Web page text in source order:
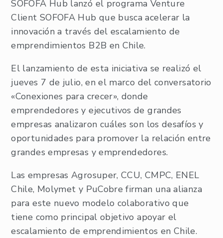
SOFOFA Hub lanzó el programa Venture
Client SOFOFA Hub que busca acelerar la
innovación a través del escalamiento de
emprendimientos B2B en Chile.
El lanzamiento de esta iniciativa se realizó el
jueves 7 de julio, en el marco del conversatorio
«Conexiones para crecer», donde
emprendedores y ejecutivos de grandes
empresas analizaron cuáles son los desafíos y
oportunidades para promover la relación entre
grandes empresas y emprendedores.
Las empresas Agrosuper, CCU, CMPC, ENEL
Chile, Molymet y PuCobre firman una alianza
para este nuevo modelo colaborativo que
tiene como principal objetivo apoyar el
escalamiento de emprendimientos en Chile.